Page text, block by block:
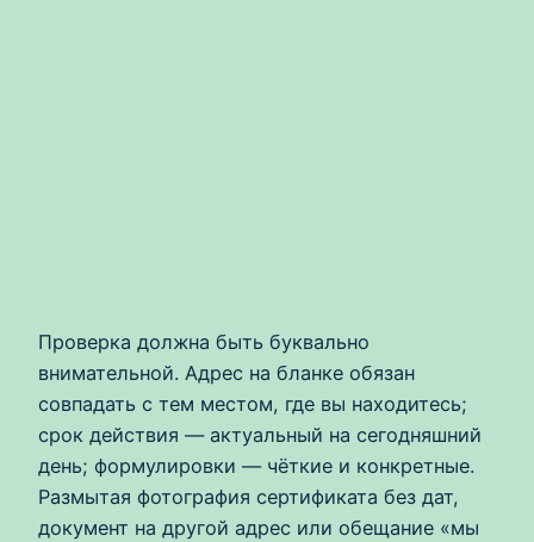
Проверка должна быть буквально
внимательной. Адрес на бланке обязан
совпадать с тем местом, где вы находитесь;
срок действия — актуальный на сегодняшний
день; формулировки — чёткие и конкретные.
Размытая фотография сертификата без дат,
документ на другой адрес или обещание «мы